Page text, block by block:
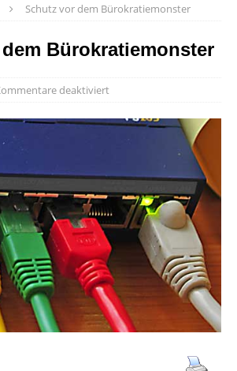
Schutz vor dem Bürokratiemonster
Bürokratiemonster
deaktiviert